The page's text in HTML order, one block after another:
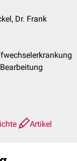
Dr. Frank
Artikel